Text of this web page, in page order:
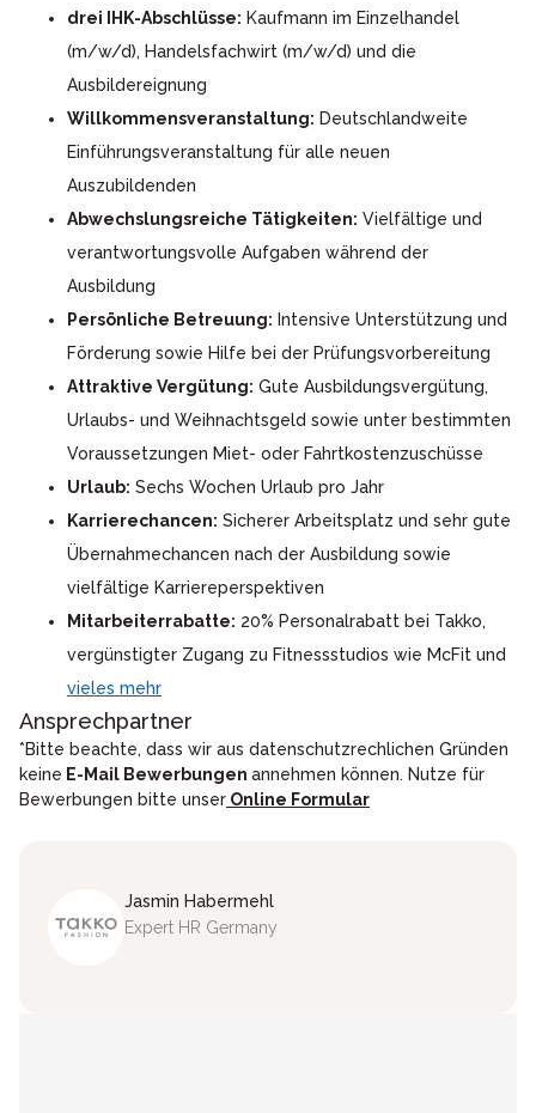
drei IHK-Abschlüsse: Kaufmann im Einzelhandel
(m/w/d), Handelsfachwirt (m/w/d) und die
Ausbildereignung
Willkommensveranstaltung: Deutschlandweite
Einführungsveranstaltung für alle neuen
Auszubildenden
Abwechslungsreiche Tätigkeiten: Vielfältige und
verantwortungsvolle Aufgaben während der
Ausbildung
Persönliche Betreuung: Intensive Unterstützung und
Förderung sowie Hilfe bei der Prüfungsvorbereitung
Attraktive Vergütung: Gute Ausbildungsvergütung,
Urlaubs- und Weihnachtsgeld sowie unter bestimmten
Voraussetzungen Miet- oder Fahrtkostenzuschüsse
Urlaub: Sechs Wochen Urlaub pro Jahr
Karrierechancen: Sicherer Arbeitsplatz und sehr gute
Übernahmechancen nach der Ausbildung sowie
vielfältige Karriereperspektiven
Mitarbeiterrabatte: 20% Personalrabatt bei Takko,
vergünstigter Zugang zu Fitnessstudios wie McFit und
vieles mehr
Ansprechpartner
*Bitte beachte, dass wir aus datenschutzrechlichen Gründen
keine E-Mail Bewerbungen annehmen können. Nutze für
Bewerbungen bitte unser Online Formular
Jasmin Habermehl
Expert HR Germany